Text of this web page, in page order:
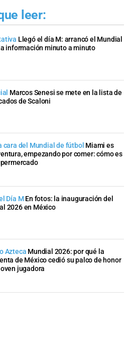
leer:
Llegó el día M: arrancó el Mundial
información minuto a minuto
Marcos Senesi se mete en la lista de
de Scaloni
cara del Mundial de fútbol Miami es
empezando por comer: cómo es
Día M En fotos: la inauguración del
2026 en México
Azteca Mundial 2026: por qué la
de México cedió su palco de honor
jugadora